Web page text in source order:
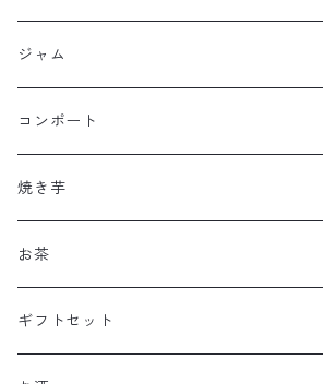
ジャム
コンポート
焼き芋
お茶
ギフトセット